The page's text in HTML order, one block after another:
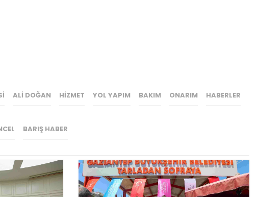
ALI DOĞAN HIZMET YOL YAPIM BAKIM ONARIM HABERLER
BARIŞ HABER